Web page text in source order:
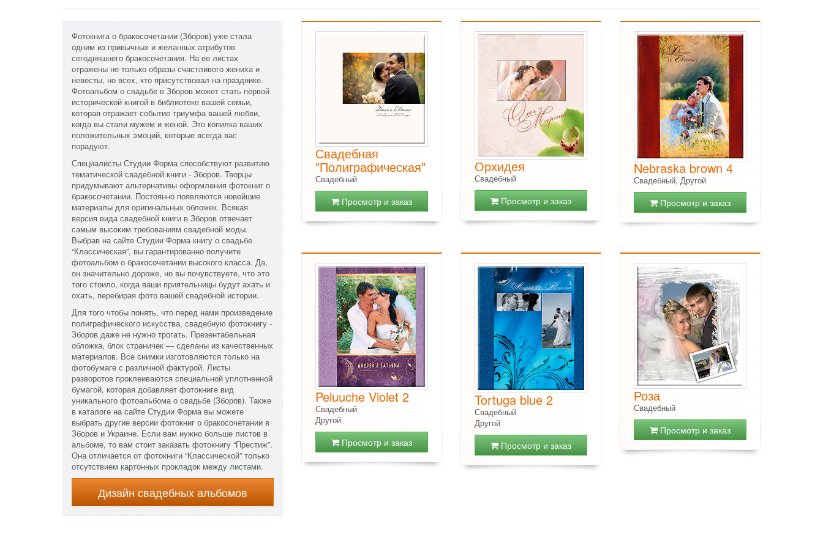
Фотокнига о бракосочетании (Зборов) уже стала
одним из привычных и желанных атрибутов
сегодняшнего бракосочетания. На ее листах
отражены не только образы счастливого жениха и
невесты, но всех, кто присутствовал на празднике.
Фотоальбом о свадьбе в Зборов может стать первой
исторической книгой в библиотеке вашей семьи,
которая отражает событие триумфа вашей любви,
когда вы стали мужем и женой. Это копилка ваших
положительных эмоций, которые всегда вас
порадуют.
Специалисты Студии Форма способствуют развитию
тематической свадебной книги - Зборов. Творцы
придумывают альтернативы оформления фотокниг о
бракосочетании. Постоянно появляются новейшие
материалы для оригинальных обложек. Всякая
версия вида свадебной книги в Зборов отвечает
самым высоким требованиям свадебной моды.
Выбрав на сайте Студии Форма книгу о свадьбе
“Классическая”, вы гарантированно получите
фотоальбом о бракосочетании высокого класса. Да,
он значительно дороже, но вы почувствуете, что это
того стоило, когда ваши приятельницы будут ахать и
охать, перебирая фото вашей свадебной истории.
Для того чтобы понять, что перед нами произведение
полиграфического искусства, свадебную фотокнигу -
Зборов даже не нужно трогать. Презентабельная
обложка, блок страничек — сделаны из качественных
материалов. Все снимки изготовляются только на
фотобумаге с различной фактурой. Листы
разворотов проклеиваются специальной уплотненной
бумагой, которая добавляет фотокниге вид
уникального фотоальбома о свадьбе (Зборов). Также
в каталоге на сайте Студии Форма вы можете
выбрать другие версии фотокниг о бракосочетании в
Зборов и Украине. Если вам нужно больше листов в
альбоме, то вам стоит заказать фотокнигу “Престиж”.
Она отличается от фотокниги “Классической” только
отсутствием картонных прокладок между листами.
Дизайн свадебных альбомов
Свадебная
"Полиграфическая"
Свадебный
Просмотр и заказ
Орхидея
Свадебный
Просмотр и заказ
Nebraska brown 4
Свадебный, Другой
Просмотр и заказ
Peluuche Violet 2
Свадебный
Другой
Просмотр и заказ
Tortuga blue 2
Свадебный
Другой
Просмотр и заказ
Роза
Свадебный
Просмотр и заказ